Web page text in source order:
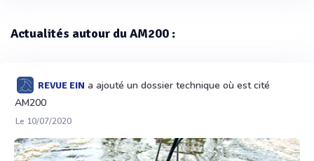
Actualités autour du AM200 :
REVUE EIN a ajouté un dossier technique où est cité
AM200
Le 10/07/2020